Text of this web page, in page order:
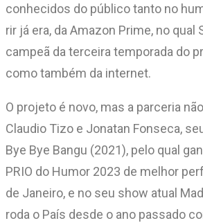
conhecidos do público tanto no
rir já era, da Amazon Prime, no qual
campeã da terceira temporada do
como também da internet.
O projeto é novo, mas a parceria
Claudio Tizo e Jonatan Fonseca,
Bye Bye Bangu (2021), pelo qual
PRIO do Humor 2023 de melhor
de Janeiro, e no seu show atual
roda o País desde o ano passado